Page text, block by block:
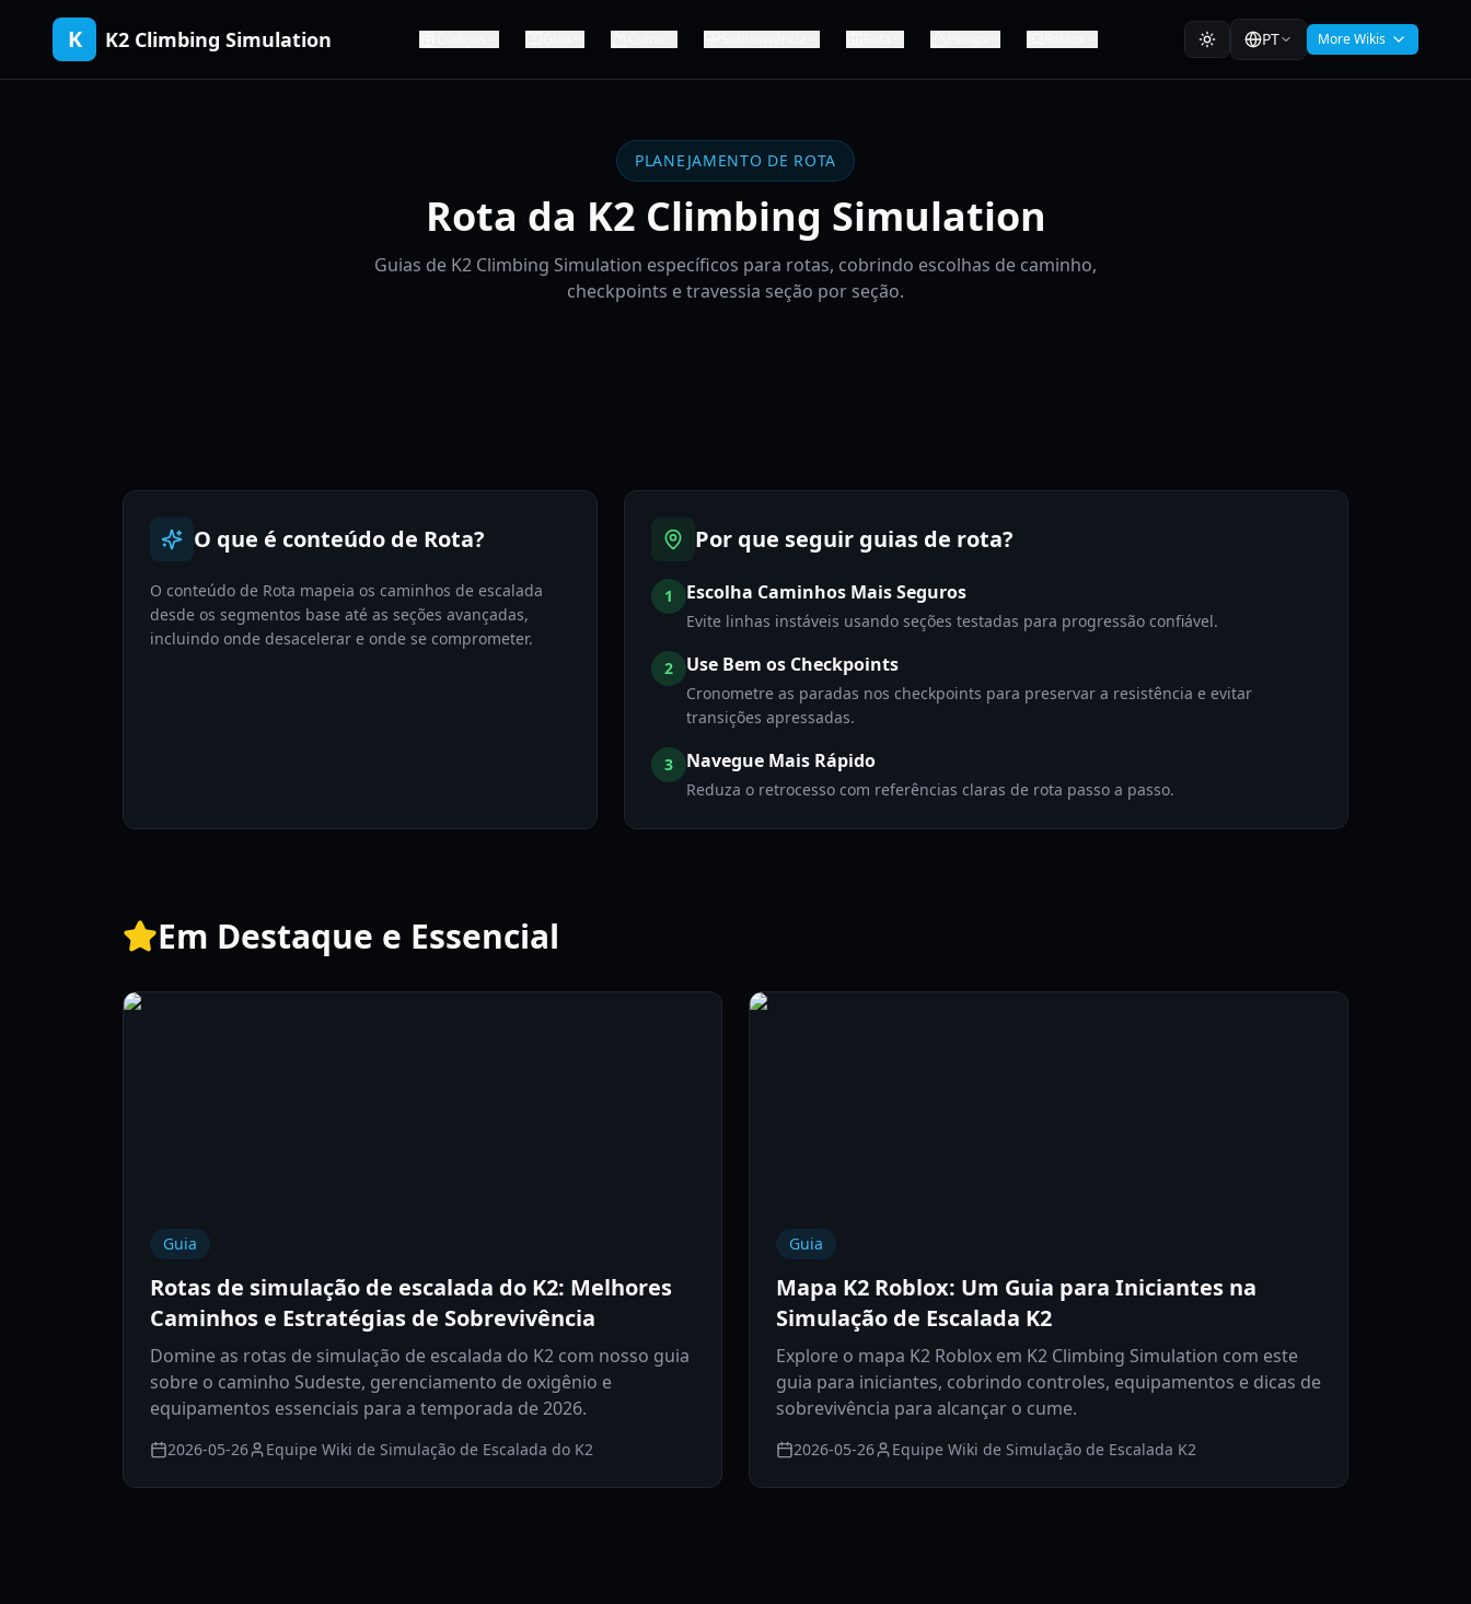
K K2 Climbing Simulation PT More Wikis
PLANEJAMENTO DE ROTA
Rota da K2 Climbing Simulation
Guias de K2 Climbing Simulation específicos para rotas, cobrindo escolhas de caminho,
checkpoints e travessia seção por seção.
O que é conteúdo de Rota?
O conteúdo de Rota mapeia os caminhos de escalada
desde os segmentos base até as seções avançadas,
incluindo onde desacelerar e onde se comprometer.
Por que seguir guias de rota?
1 Escolha Caminhos Mais Seguros
Evite linhas instáveis usando seções testadas para progressão confiável.
2 Use Bem os Checkpoints
Cronometre as paradas nos checkpoints para preservar a resistência e evitar
transições apressadas.
3 Navegue Mais Rápido
Reduza o retrocesso com referências claras de rota passo a passo.
Em Destaque e Essencial
Guia
Rotas de simulação de escalada do K2: Melhores
Caminhos e Estratégias de Sobrevivência
Domine as rotas de simulação de escalada do K2 com nosso guia
sobre o caminho Sudeste, gerenciamento de oxigênio e
equipamentos essenciais para a temporada de 2026.
2026-05-26 Equipe Wiki de Simulação de Escalada do K2
Guia
Mapa K2 Roblox: Um Guia para Iniciantes na
Simulação de Escalada K2
Explore o mapa K2 Roblox em K2 Climbing Simulation com este
guia para iniciantes, cobrindo controles, equipamentos e dicas de
sobrevivência para alcançar o cume.
2026-05-26 Equipe Wiki de Simulação de Escalada K2